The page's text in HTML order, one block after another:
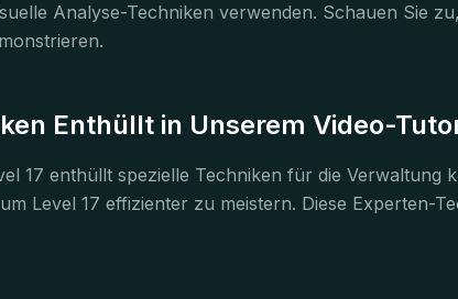
Analyse-Techniken verwenden. Schauen Sie
Enthüllt in Unserem Video-
17 enthüllt spezielle Techniken für die Verwaltung
Level 17 effizienter zu meistern. Diese Experten-